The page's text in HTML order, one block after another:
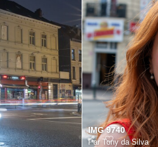
IMG 9740
ParTony da Silva